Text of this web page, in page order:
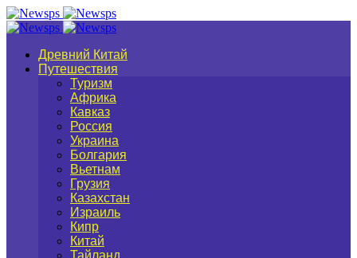
Древний Китай
Путешествия
Туризм
Африка
Кавказ
Россия
Украина
Болгария
Вьетнам
Грузия
Казахстан
Израиль
Кипр
Китай
Тайланд